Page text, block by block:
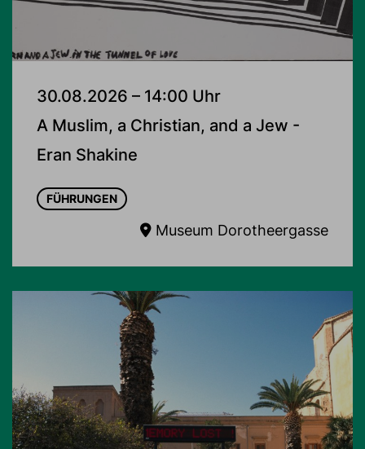
30.08.2026 – 14:00 Uhr
A Muslim, a Christian, and a Jew -
Eran Shakine
FÜHRUNGEN
Museum Dorotheergasse